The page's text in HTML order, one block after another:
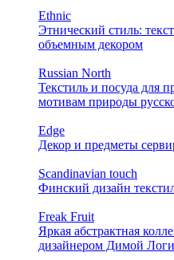
Ethnic
Этнический стиль:
объемным декором
Russian North
Текстиль и посуда для
мотивам природы
Edge
Декор и предметы
Scandinavian touch
Финский дизайн
Freak Fruit
Яркая абстрактная
дизайнером Димой